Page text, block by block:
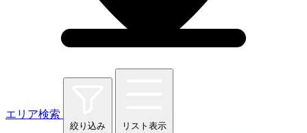
エリア検索
絞り込み リスト表示